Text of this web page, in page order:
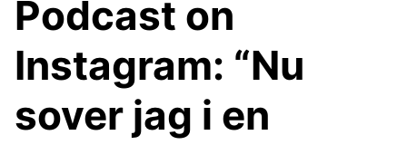
Podcast on
Instagram: “Nu
sover jag i en